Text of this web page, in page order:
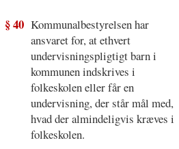
§ 40 Kommunalbestyrelsen har
ansvaret for, at ethvert
undervisningspligtigt barn i
kommunen indskrives i
folkeskolen eller får en
undervisning, der står mål med,
hvad der almindeligvis kræves i
folkeskolen.